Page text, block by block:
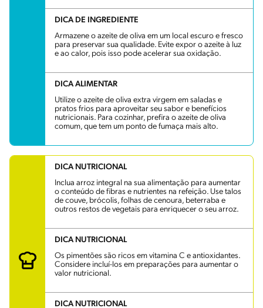
DICA DE INGREDIENTE
Armazene o azeite de oliva em um local escuro e fresco
para preservar sua qualidade. Evite expor o azeite à luz
e ao calor, pois isso pode acelerar sua oxidação.
DICA ALIMENTAR
Utilize o azeite de oliva extra virgem em saladas e
pratos frios para aproveitar seu sabor e benefícios
nutricionais. Para cozinhar, prefira o azeite de oliva
comum, que tem um ponto de fumaça mais alto.
DICA NUTRICIONAL
Inclua arroz integral na sua alimentação para aumentar
o conteúdo de fibras e nutrientes na refeição. Use talos
de couve, brócolis, folhas de cenoura, beterraba e
outros restos de vegetais para enriquecer o seu arroz.
DICA NUTRICIONAL
Os pimentões são ricos em vitamina C e antioxidantes.
Considere incluí-los em preparações para aumentar o
valor nutricional.
DICA NUTRICIONAL